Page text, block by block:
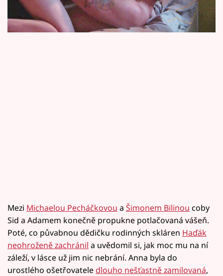
Sledujte prima+
ukázkách na jejich první polibky v zoo a
vášnivou noc.
Mezi Michaelou Pecháčkovou a Šimonem Bilinou coby
Sid a Adamem konečně propukne potlačovaná vášeň.
Poté, co půvabnou dědičku rodinných skláren Haďák
neohroženě zachránil a uvědomil si, jak moc mu na ní
záleží, v lásce už jim nic nebrání. Anna byla do
urostlého ošetřovatele dlouho nešťastně zamilovaná,